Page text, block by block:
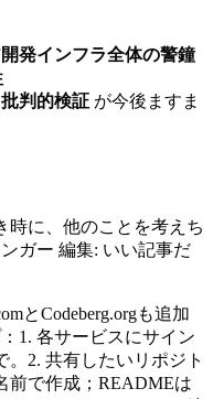
発インフラ全体の警鐘
判的検証 が今後ますま
時に、他のことを考えち
ガー 編集: いい記事だ
とCodeberg.orgも追加
1. 各サービスにサイン
2. 共有したいリポジト
前で作成；READMEは